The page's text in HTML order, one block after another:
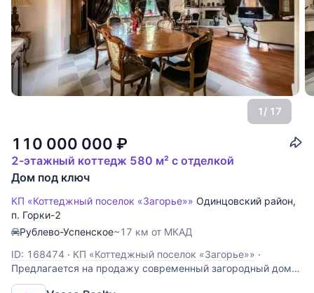
1/ 17
110 000 000 ₽
2-этажный коттедж 580 м² с отделкой
Дом под ключ
КП «Коттеджный поселок «Загорье»» Одинцовский район,
п. Горки-2
Рублево-Успенское~17 км от МКАД
ID: 168474 · КП «Коттеджный поселок «Загорье»» ·
Предлагается на продажу современный загородный дом
"под ключ" частично с мебелью в три уровня в коттеджном